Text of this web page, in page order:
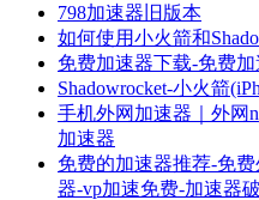
798加速器旧版本
如何使用小火箭和
免费加速器下载-免费
Shadowrocket-小火箭
手机外网加速器｜外网
加速器
免费的加速器推荐-免
器-vp加速免费-加速器